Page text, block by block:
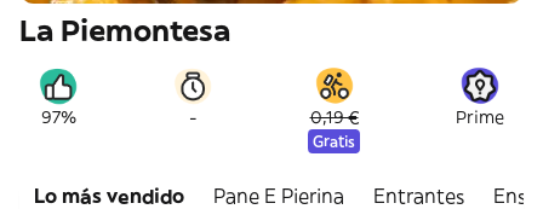
La Piemontesa
97% - 0,19 €
Gratis
Prime
Lo más vendido Pane E Pierina Entrantes